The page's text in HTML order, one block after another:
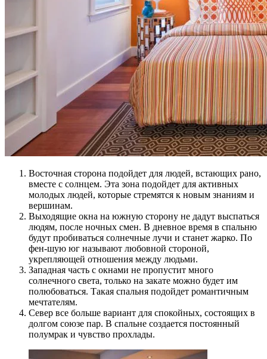
Восточная сторона подойдет для людей, встающих рано,
вместе с солнцем. Эта зона подойдет для активных
молодых людей, которые стремятся к новым знаниям и
вершинам.
Выходящие окна на южную сторону не дадут выспаться
людям, после ночных смен. В дневное время в спальню
будут пробиваться солнечные лучи и станет жарко. По
фен-шую юг называют любовной стороной,
укрепляющей отношения между людьми.
Западная часть с окнами не пропустит много
солнечного света, только на закате можно будет им
полюбоваться. Такая спальня подойдет романтичным
мечтателям.
Север все больше вариант для спокойных, состоящих в
долгом союзе пар. В спальне создается постоянный
полумрак и чувство прохлады.